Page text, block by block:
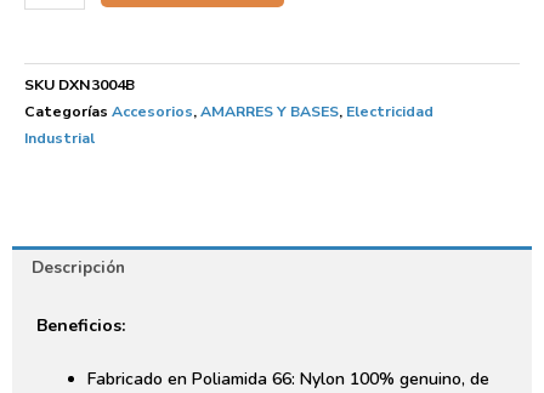
SKU DXN3004B
Categorías Accesorios,AMARRES Y BASES, Electricidad
Industrial
Descripción
Beneficios:
Fabricado en Poliamida 66: Nylon 100% genuino, de